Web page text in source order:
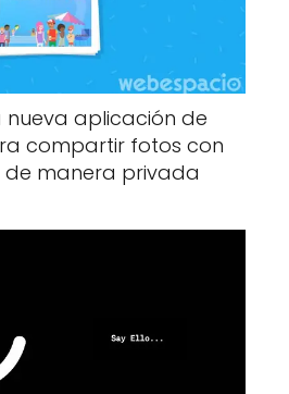
nueva aplicación de
compartir fotos con
de manera privada